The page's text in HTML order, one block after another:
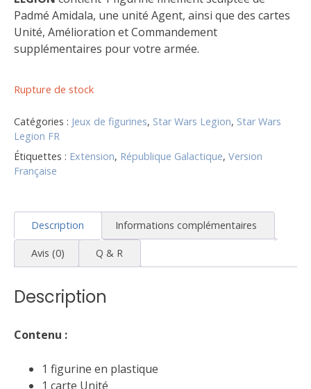
Padmé Amidala, une unité Agent, ainsi que des cartes
Unité, Amélioration et Commandement
supplémentaires pour votre armée.
Rupture de stock
Catégories : Jeux de figurines, Star Wars Legion, Star Wars
Legion FR
Étiquettes : Extension, République Galactique, Version
Française
Description Informations complémentaires
Avis (0) Q & R
Description
Contenu :
1 figurine en plastique
1 carte Unité